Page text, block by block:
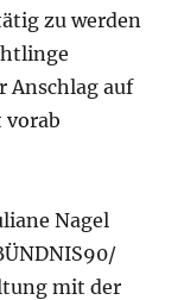
zu werden
Anschlag auf
vorab
Nagel
mit der